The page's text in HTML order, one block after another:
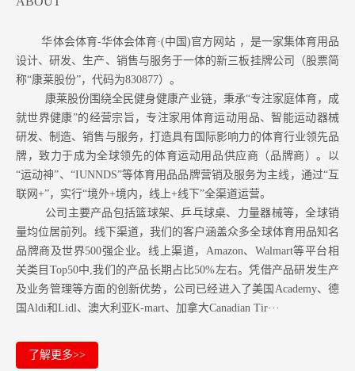
华体会体育-华体会体育·(中国)官方网站 ，是一家集体育用品
设计、研发、生产、销售与服务于一体的新三板挂牌公司（股票简
称“康莱股份”，代码为830877）。
康莱股份围绕全民健身健康产业链，秉承“专注家庭体育，成
就世界健康”的经营宗旨，专注家用体育运动用品、智能运动器械
研发、制造、销售与服务，打造具有国际影响力的体育行业领先品
牌，致力于成为全球领先的体育运动用品供应商（品牌商）。以
“运动神”、“IUNNDS”等体育用品品牌营销及服务为主线，通过“互
联网+”，实行“境外+境内，线上+线下”全渠道运营。
公司主要产品包括篮球架、乒乓球桌、力量器械等，全球销
量均位居前列。 线下渠道，我们的客户涵盖众多全球体育用品知名
品牌商及世界500强企业。 线上渠道，Amazon、Walmart等平台相
关类目Top50中,我们的产品长期占比50%左右。凭借产品研发生产
及业务管理等方面的创新优势，公司已经进入了美国Academy、德
国Aldi和Lidl、澳大利亚K-mart、加拿大Canadian Tir···
了解更多>>